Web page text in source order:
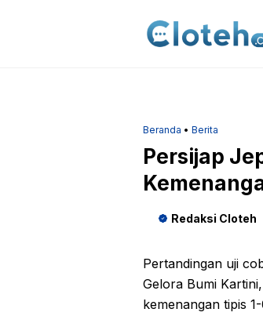
Beranda • Berita
Persijap
Redaksi Cloteh
Pertandingan uji
Gelora Bumi
kemenangan tipis